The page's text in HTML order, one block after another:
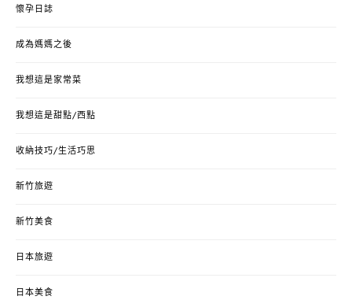
懷孕日誌
成為媽媽之後
我想這是家常菜
我想這是甜點/西點
收納技巧/生活巧思
新竹旅遊
新竹美食
日本旅遊
日本美食